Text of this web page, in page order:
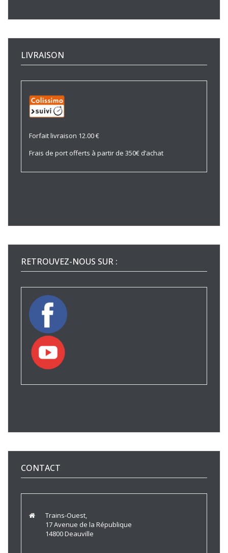
LIVRAISON
Forfait livraison 12.00 €
Frais de port offerts à partir de 350€ d’achat
RETROUVEZ-NOUS SUR :
CONTACT
Trains-Ouest,
17 Avenue de la République
14800 Deauville